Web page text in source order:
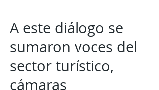
A este diálogo se
sumaron voces del
sector turístico,
cámaras